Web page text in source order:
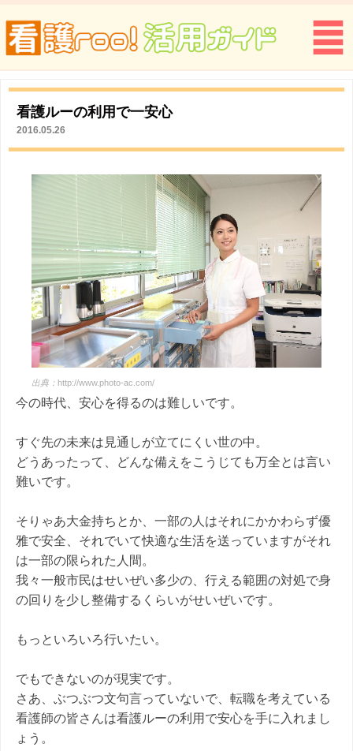
看護ルーの利用で一安心
2016.05.26
出典： http://www.photo-ac.com/
今の時代、安心を得るのは難しいです。
すぐ先の未来は見通しが立てにくい世の中。
どうあったって、どんな備えをこうじても万全とは言い
難いです。
そりゃあ大金持ちとか、一部の人はそれにかかわらず優
雅で安全、それでいて快適な生活を送っていますがそれ
は一部の限られた人間。
我々一般市民はせいぜい多少の、行える範囲の対処で身
の回りを少し整備するくらいがせいぜいです。
もっといろいろ行いたい。
でもできないのが現実です。
さあ、ぶつぶつ文句言っていないで、転職を考えている
看護師の皆さんは看護ルーの利用で安心を手に入れまし
ょう。